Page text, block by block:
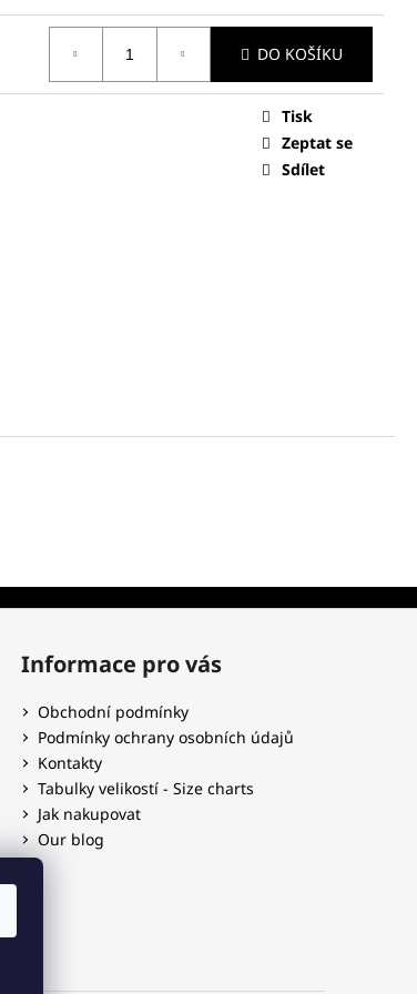
DO KOŠÍKU
Tisk
Zeptat se
Sdílet
Informace pro vás
Obchodní podmínky
Podmínky ochrany osobních údajů
Kontakty
Tabulky velikostí - Size charts
Jak nakupovat
Our blog